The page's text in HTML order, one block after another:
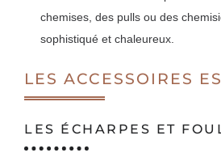
chemises, des pulls ou des
sophistiqué et chaleureux.
LES ACCESSOIRES
LES ÉCHARPES ET